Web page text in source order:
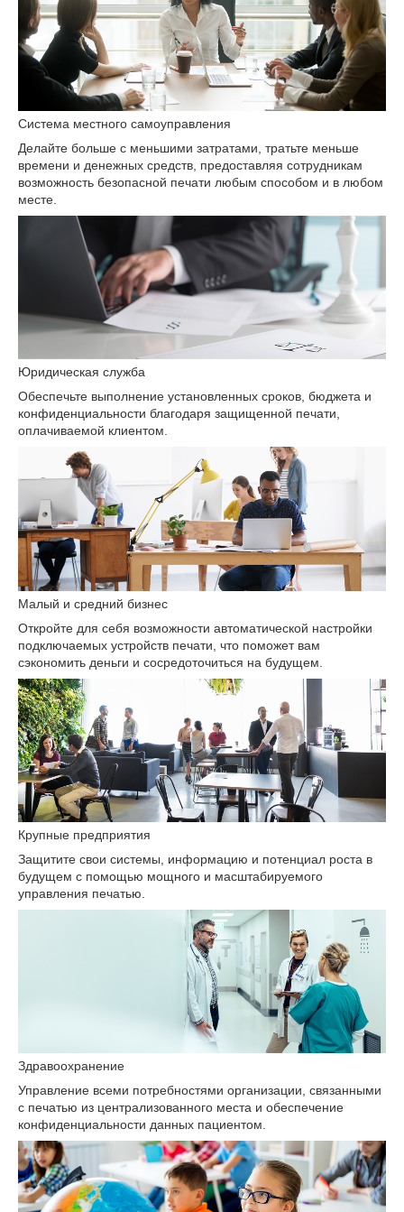
Система местного самоуправления
Делайте больше с меньшими затратами, тратьте меньше
времени и денежных средств, предоставляя сотрудникам
возможность безопасной печати любым способом и в любом
месте.
Юридическая служба
Обеспечьте выполнение установленных сроков, бюджета и
конфиденциальности благодаря защищенной печати,
оплачиваемой клиентом.
Малый и средний бизнес
Откройте для себя возможности автоматической настройки
подключаемых устройств печати, что поможет вам
сэкономить деньги и сосредоточиться на будущем.
Крупные предприятия
Защитите свои системы, информацию и потенциал роста в
будущем с помощью мощного и масштабируемого
управления печатью.
Здравоохранение
Управление всеми потребностями организации, связанными
с печатью из централизованного места и обеспечение
конфиденциальности данных пациентом.